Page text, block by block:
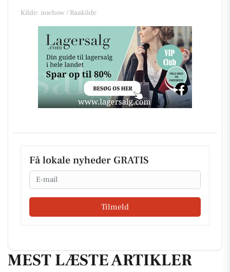
Kilde: noehow / Raakilde
Få lokale nyheder GRATIS
Email
Tilmeld
MEST LÆSTE ARTIKLER